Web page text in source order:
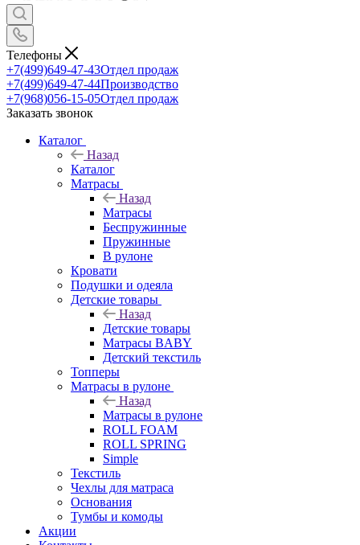
Телефоны
+7(499)649-47-43Отдел продаж
+7(499)649-47-44Производство
+7(968)056-15-05Отдел продаж
Заказать звонок
Каталог
Назад
Каталог
Матрасы
Назад
Матрасы
Беспружинные
Пружинные
В рулоне
Кровати
Подушки и одеяла
Детские товары
Назад
Детские товары
Матрасы BABY
Детский текстиль
Топперы
Матрасы в рулоне
Назад
Матрасы в рулоне
ROLL FOAM
ROLL SPRING
Simple
Текстиль
Чехлы для матраса
Основания
Тумбы и комоды
Акции